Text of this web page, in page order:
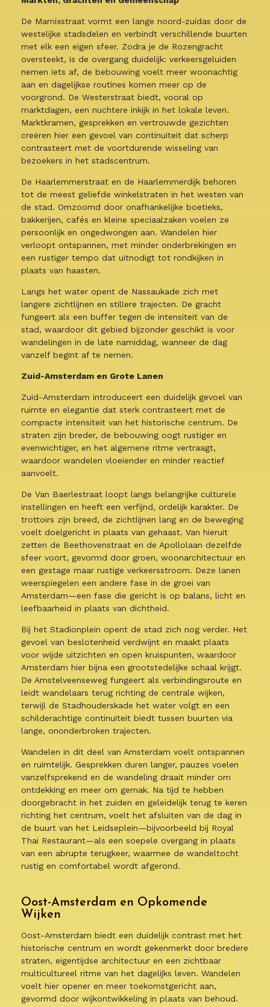
De Marnixstraat vormt een lange noord-zuidas door de
westelijke stadsdelen en verbindt verschillende buurten
met elk een eigen sfeer. Zodra je de Rozengracht
oversteekt, is de overgang duidelijk: verkeersgeluiden
nemen iets af, de bebouwing voelt meer woonachtig
aan en dagelijkse routines komen meer op de
voorgrond. De Westerstraat biedt, vooral op
marktdagen, een nuchtere inkijk in het lokale leven.
Marktkramen, gesprekken en vertrouwde gezichten
creëren hier een gevoel van continuïteit dat scherp
contrasteert met de voortdurende wisseling van
bezoekers in het stadscentrum.
De Haarlemmerstraat en de Haarlemmerdijk behoren
tot de meest geliefde winkelstraten in het westen van
de stad. Omzoomd door onafhankelijke boetieks,
bakkerijen, cafés en kleine speciaalzaken voelen ze
persoonlijk en ongedwongen aan. Wandelen hier
verloopt ontspannen, met minder onderbrekingen en
een rustiger tempo dat uitnodigt tot rondkijken in
plaats van haasten.
Langs het water opent de Nassaukade zich met
langere zichtlijnen en stillere trajecten. De gracht
fungeert als een buffer tegen de intensiteit van de
stad, waardoor dit gebied bijzonder geschikt is voor
wandelingen in de late namiddag, wanneer de dag
vanzelf begint af te nemen.
Zuid-Amsterdam en Grote Lanen
Zuid-Amsterdam introduceert een duidelijk gevoel van
ruimte en elegantie dat sterk contrasteert met de
compacte intensiteit van het historische centrum. De
straten zijn breder, de bebouwing oogt rustiger en
evenwichtiger, en het algemene ritme vertraagt,
waardoor wandelen vloeiender en minder reactief
aanvoelt.
De Van Baerlestraat loopt langs belangrijke culturele
instellingen en heeft een verfijnd, ordelijk karakter. De
trottoirs zijn breed, de zichtlijnen lang en de beweging
voelt doelgericht in plaats van gehaast. Van hieruit
zetten de Beethovenstraat en de Apollolaan dezelfde
sfeer voort, gevormd door groen, woonarchitectuur en
een gestage maar rustige verkeersstroom. Deze lanen
weerspiegelen een andere fase in de groei van
Amsterdam—een fase die gericht is op balans, licht en
leefbaarheid in plaats van dichtheid.
Bij het Stadionplein opent de stad zich nog verder. Het
gevoel van beslotenheid verdwijnt en maakt plaats
voor wijde uitzichten en open kruispunten, waardoor
Amsterdam hier bijna een grootstedelijke schaal krijgt.
De Amstelveenseweg fungeert als verbindingsroute en
leidt wandelaars terug richting de centrale wijken,
terwijl de Stadhouderskade het water volgt en een
schilderachtige continuïteit biedt tussen buurten via
lange, ononderbroken trajecten.
Wandelen in dit deel van Amsterdam voelt ontspannen
en ruimtelijk. Gesprekken duren langer, pauzes voelen
vanzelfsprekend en de wandeling draait minder om
ontdekking en meer om gemak. Na tijd te hebben
doorgebracht in het zuiden en geleidelijk terug te keren
richting het centrum, voelt het afsluiten van de dag in
de buurt van het Leidseplein—bijvoorbeeld bij Royal
Thai Restaurant—als een soepele overgang in plaats
van een abrupte terugkeer, waarmee de wandeltocht
rustig en comfortabel wordt afgerond.
Oost-Amsterdam en Opkomende
Wijken
Oost-Amsterdam biedt een duidelijk contrast met het
historische centrum en wordt gekenmerkt door bredere
straten, eigentijdse architectuur en een zichtbaar
multicultureel ritme van het dagelijks leven. Wandelen
voelt hier opener en meer toekomstgericht aan,
gevormd door wijkontwikkeling in plaats van behoud.